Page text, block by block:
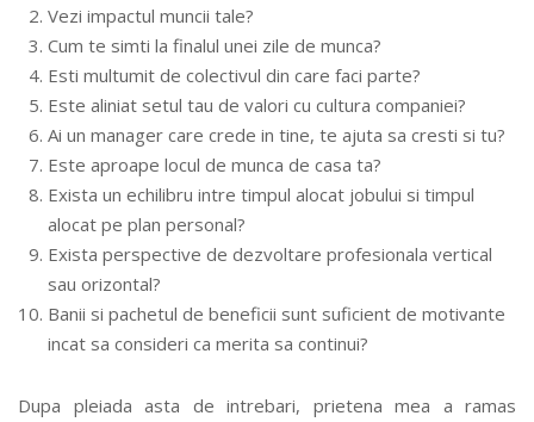
Vezi impactul muncii tale?
Cum te simti la finalul unei zile de munca?
Esti multumit de colectivul din care faci parte?
Este aliniat setul tau de valori cu cultura companiei?
Ai un manager care crede in tine, te ajuta sa cresti si tu?
Este aproape locul de munca de casa ta?
Exista un echilibru intre timpul alocat jobului si timpul
alocat pe plan personal?
Exista perspective de dezvoltare profesionala vertical
sau orizontal?
Banii si pachetul de beneficii sunt suficient de motivante
incat sa consideri ca merita sa continui?
Dupa pleiada asta de intrebari, prietena mea a ramas